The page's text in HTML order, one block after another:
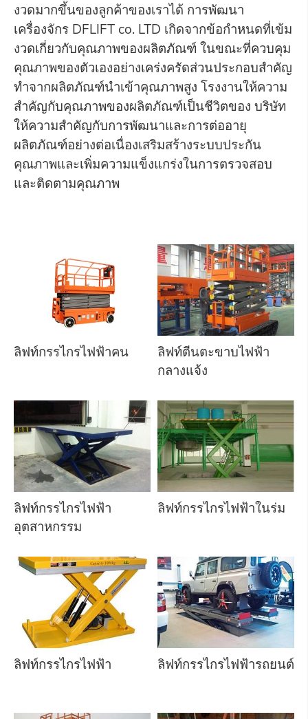
งวดมากขึ้นของลูกค้าของเราได้ การพัฒนา
เครื่องจักร DFLIFT co. LTD เกิดจากข้อกำหนดที่เข้ม
งวดเกี่ยวกับคุณภาพของผลิตภัณฑ์ ในขณะที่ควบคุม
คุณภาพของตัวเองอย่างเคร่งครัดส่วนประกอบสำคัญ
ทำจากผลิตภัณฑ์นำเข้าคุณภาพสูง โรงงานให้ความ
สำคัญกับคุณภาพของผลิตภัณฑ์เป็นชีวิตของ บริษัท
ให้ความสำคัญกับการพัฒนาและการต่ออายุ
ผลิตภัณฑ์อย่างต่อเนื่องเสริมสร้างระบบประกัน
คุณภาพและเพิ่มความแข็งแกร่งในการตรวจสอบ
และติดตามคุณภาพ
ลิฟท์กรรไกรไฟฟ้าคน
ลิฟท์ตีนตะขาบไฟฟ้า
กลางแจ้ง
ลิฟท์กรรไกรไฟฟ้า
อุตสาหกรรม
ลิฟท์กรรไกรไฟฟ้าในร่ม
ลิฟท์กรรไกรไฟฟ้า ลิฟท์กรรไกรไฟฟ้ารถยนต์